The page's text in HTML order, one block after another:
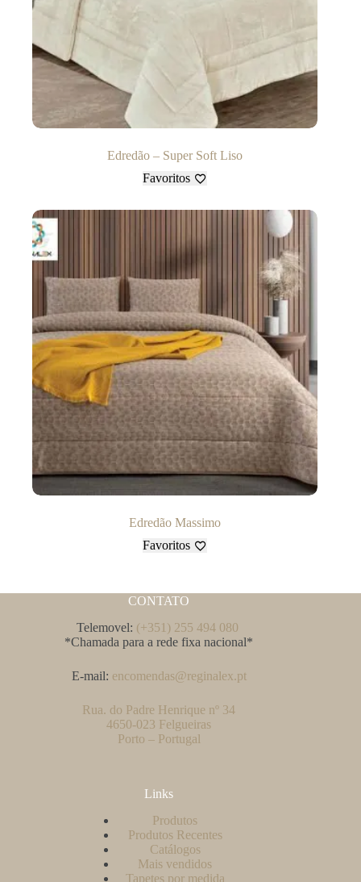
Edredão – Super Soft Liso
Favoritos
Edredão Massimo
Favoritos
CONTATO
Telemovel: (+351) 255 494 080
*Chamada para a rede fixa nacional*
E-mail: encomendas@reginalex.pt
Rua. do Padre Henrique nº 34
4650-023 Felgueiras
Porto – Portugal
Links
Produtos
Produtos Recentes
Catálogos
Mais vendidos
Tapetes por medida